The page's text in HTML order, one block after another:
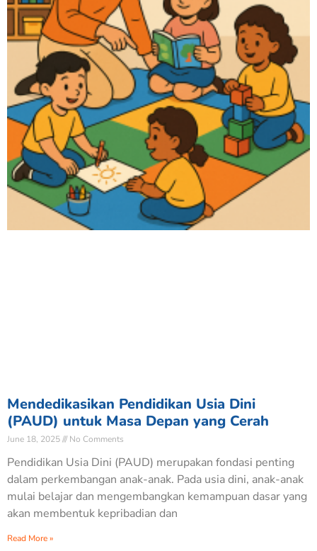
Mendedikasikan Pendidikan Usia Dini
(PAUD) untuk Masa Depan yang Cerah
June 18, 2025 No Comments
Pendidikan Usia Dini (PAUD) merupakan fondasi penting
dalam perkembangan anak-anak. Pada usia dini, anak-anak
mulai belajar dan mengembangkan kemampuan dasar yang
akan membentuk kepribadian dan
Read More »